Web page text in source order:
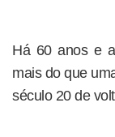
Há 60 anos e
mais do que
século 20 de